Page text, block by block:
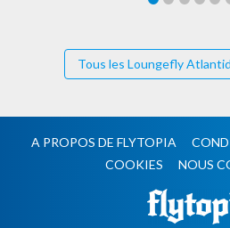
Tous les Loungefly
A PROPOS DE FLYTOPIA
COOKIES
NOUS